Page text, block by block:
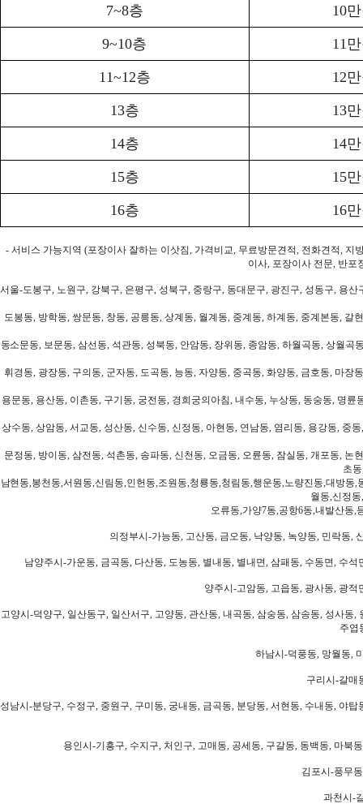
7~8층 10
9~10층 11
11~12층 12
13층 13
14층 14
15층 15
16층 16
- 서비스 가능지역 (포장이사 잘하는 이삿짐, 가격비교, 무료방문견적, 전화견적,
이사, 포장이사 전문, 반포
서울-도봉구, 노원구, 강북구, 은평구, 성북구, 중랑구, 동대문구, 광진구, 성동구, 용
도봉동, 방학동, 쌍문동, 창동, 공릉동, 상계동, 월계동, 중계동, 하계동, 중계본동,
동소문동, 보문동, 삼선동, 석관동, 성북동, 안암동, 장위동, 종암동, 하월곡동, 상월
휘경동, 광장동, 구의동, 군자동, 도곡동, 능동, 자양동, 중곡동, 화양동, 금호동, 마
용문동, 용산동, 이촌동, 구기동, 궁전동, 경희궁의아침, 내수동, 누상동, 동숭동, 명
상수동, 상암동, 서교동, 성산동, 신수동, 신정동, 아현동, 연남동, 염리동, 용강동, 중
문정동, 방이동, 삼전동, 석촌동, 송파동, 신천동, 오금동, 오륜동, 잠실동, 개포동,
초
남현동,봉천동,서원동,신림동,인헌동,조원동,청룡동,청림동,행운동,노량진동,대방
월동,신정
오류동,가양7동,공항6동,내발산동,
의정부시-가능동, 고산동, 금오동, 낙양동, 녹양동, 민락동,
남양주시-가운동, 금곡동, 다산동, 도농동, 별내동, 별내면, 삼패동, 수동면, 수
양주시-고암동, 고읍동, 광사동, 광
고양시-덕양구, 일산동구, 일산서구, 고양동, 관산동, 내곡동, 삼숭동, 삼송동, 성사
주엽
하남시-덕풍동, 망월동,
구리시-갈매
성남시-분당구, 수정구, 중원구, 구미동, 궁내동, 금곡동, 분당동, 서현동, 수내동, 야
용인시-기흥구, 수지구, 처인구, 고매동, 공세동, 구갈동, 동백동, 마북
김포시-풍무
과천시-